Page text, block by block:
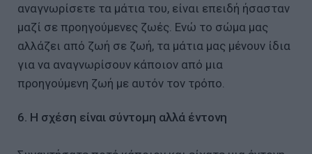
αναγνωρίσετε τα μάτια του, είναι επειδή ήσασταν
μαζί σε προηγούμενες ζωές. Ενώ το σώμα μας
αλλάζει από ζωή σε ζωή, τα μάτια μας μένουν ίδια
για να αναγνωρίσουν κάποιον από μια
προηγούμενη ζωή με αυτόν τον τρόπο.
6. Η σχέση είναι σύντομη αλλά έντονη